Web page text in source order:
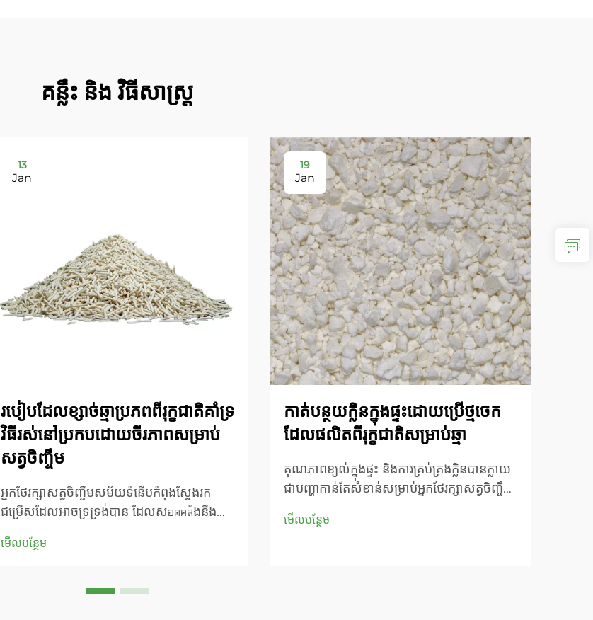
គន្លឹះ និង វិធីសាស្ត្រ
13
Jan
របៀបដែលខ្សាច់ឆ្មាប្រភពពីរុក្ខជាតិគាំទ្រ
វិធីរស់នៅប្រកបដោយចីរភាពសម្រាប់
សត្វចិញ្ចឹម
អ្នកថែរក្សាសត្វចិញ្ចឹមសម័យទំនើបកំពុងស្វែងរក
ជម្រើសដែលអាចទ្រទ្រង់បាន ដែលសอดคล້ងនឹង
សុខភាព និងភាពស្រួលដល់ឆ្មារបស់ពួកគេ។ ស្ពាន់
មន្តពីស្ពាន់ដីឥដ្ឋប្រពៃណី...
មើលបន្ថែម
19
Jan
កាត់បន្ថយក្លិនក្នុងផ្ទះដោយប្រើថ្មចេក
ដែលផលិតពីរុក្ខជាតិសម្រាប់ឆ្មា
គុណភាពខ្យល់ក្នុងផ្ទះ និងការគ្រប់គ្រងក្លិនបានក្លាយ
ជាបញ្ហាកាន់តែសំខាន់សម្រាប់អ្នកថែរក្សាសត្វចិញ្ចឹម
ភាព។ ស្ពាន់ឆ្កែឆ្មាដែលធ្វើពីដីឥដ្ឋប្រពៃណី ជាញឹក
មើលបន្ថែម